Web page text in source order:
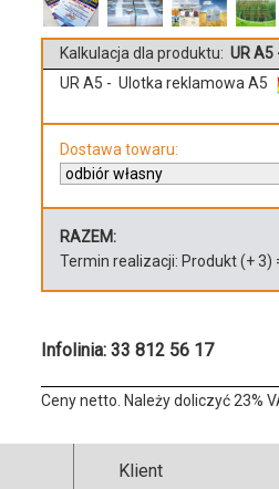
Kalkulacja dla produktu: UR
UR A5 - Ulotka reklamowa A5
Dostawa towaru:
RAZEM:
Termin realizacji: Produkt(+3)
Infolinia: 33 812 56 17
Ceny netto. Należy doliczyć 23%
Klient